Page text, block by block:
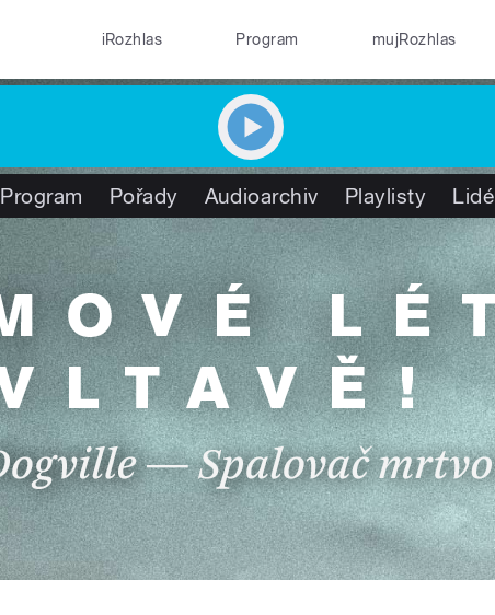
iRozhlas Program mujRozhlas
Program Pořady Audioarchiv Playlisty Lidé